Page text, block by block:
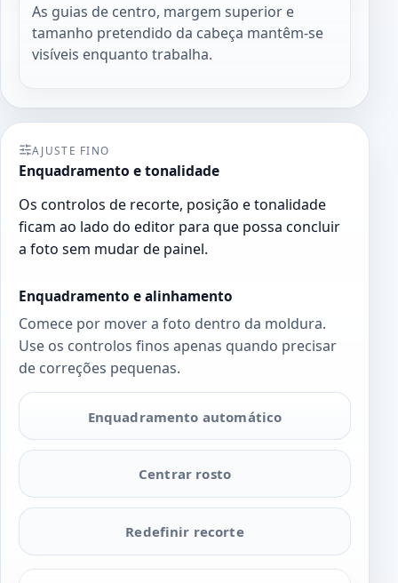
As guias de centro, margem superior e
tamanho pretendido da cabeça mantêm-se
visíveis enquanto trabalha.
AJUSTE FINO
Enquadramento e tonalidade
Os controlos de recorte, posição e tonalidade
ficam ao lado do editor para que possa concluir
a foto sem mudar de painel.
Enquadramento e alinhamento
Comece por mover a foto dentro da moldura.
Use os controlos finos apenas quando precisar
de correções pequenas.
Enquadramento automático
Centrar rosto
Redefinir recorte